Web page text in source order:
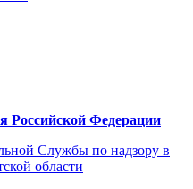
Росcийской Федерации
Службы по надзору в
области